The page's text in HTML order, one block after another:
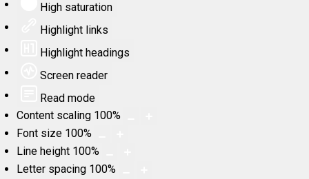
High saturation
Highlight links
Highlight headings
Screen reader
Read mode
Content scaling 100%
Font size 100%
Line height 100%
Letter spacing 100%